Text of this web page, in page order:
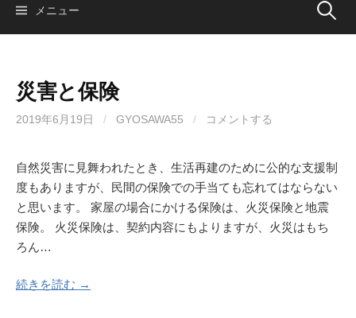
メニュー 検
災害と保険
2019年6月19日 / GYOSAWA55 / コメントする
自然災害に見舞われたとき、生活再建のために公的な支援制
度もありますが、民間の保険での手当ても忘れてはならない
と思います。 家屋の場合にかける保険は、火災保険と地震
保険。 火災保険は、契約内容にもよりますが、火災はもち
ろん…
続きを読む →